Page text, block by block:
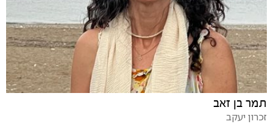
תמר בן זאב
זכרון יעקב